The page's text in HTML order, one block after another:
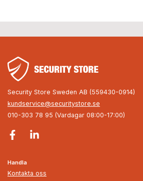
Security Store Sweden AB (559430-0914)
kundservice@securitystore.se
010-303 78 95 (Vardagar 08:00-17:00)
Handla
Kontakta oss